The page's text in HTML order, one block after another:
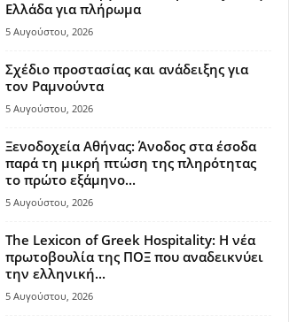
Ελλάδα για πλήρωμα
5 Αυγούστου, 2026
Σχέδιο προστασίας και ανάδειξης για
τον Ραμνούντα
5 Αυγούστου, 2026
Ξενοδοχεία Αθήνας: Άνοδος στα έσοδα
παρά τη μικρή πτώση της πληρότητας
το πρώτο εξάμηνο...
5 Αυγούστου, 2026
The Lexicon of Greek Hospitality: Η νέα
πρωτοβουλία της ΠΟΞ που αναδεικνύει
την ελληνική...
5 Αυγούστου, 2026